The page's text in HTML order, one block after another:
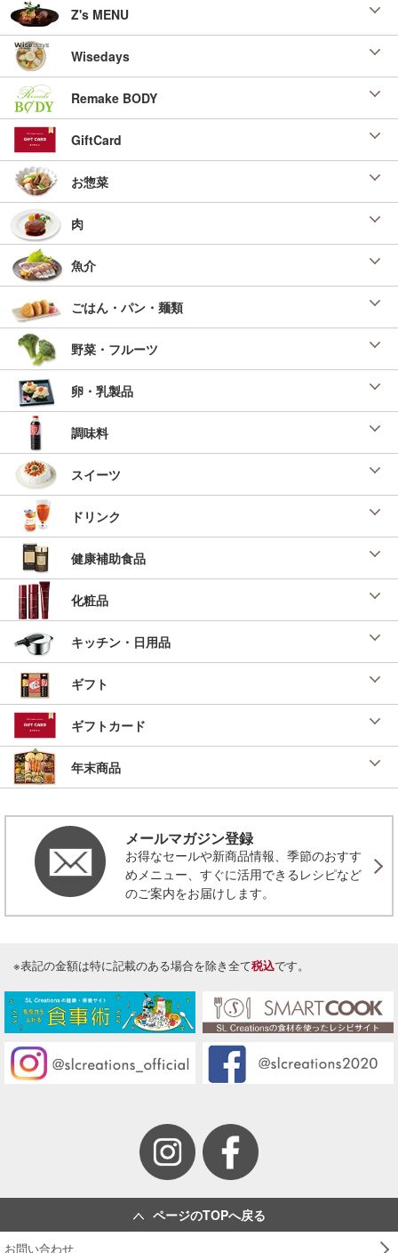
Z's MENU
Wisedays
Remake BODY
GiftCard
お惣菜
肉
魚介
ごはん・パン・麺類
野菜・フルーツ
卵・乳製品
調味料
スイーツ
ドリンク
健康補助食品
化粧品
キッチン・日用品
ギフト
ギフトカード
年末商品
メールマガジン登録
お得なセールや新商品情報、季節のおすす
めメニュー、すぐに活用できるレシピなど
のご案内をお届けします。
※表記の金額は特に記載のある場合を除き全て税込です。
ページのTOPへ戻る
お問い合わせ